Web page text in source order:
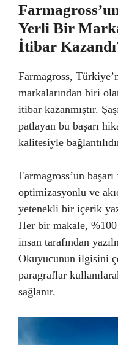
Yerli Bir
İtibar
Farmagross,
markalarından biri
itibar kazanmıştır.
patlayan bu başarı
kalitesiyle
Farmagross’un
optimizasyonlu ve
yetenekli bir içerik
Her bir makale,
insan tarafından
Okuyucunun ilgisini
paragraflar
sağlanır.